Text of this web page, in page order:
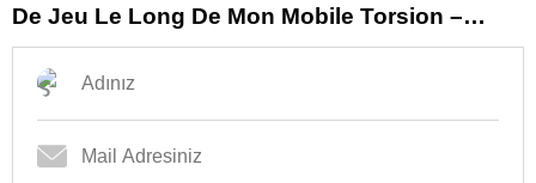
De Jeu Le Long De Mon Mobile Torsion –
France Get Free Bonus lecrinmusical.fr